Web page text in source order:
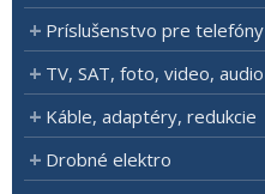
Príslušenstvo pre telefóny
TV, SAT, foto, video, audio
Káble, adaptéry, redukcie
Drobné elektro